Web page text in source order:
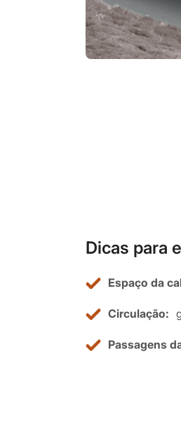
Dicas para
Espaço da
Circulação:
Passagens